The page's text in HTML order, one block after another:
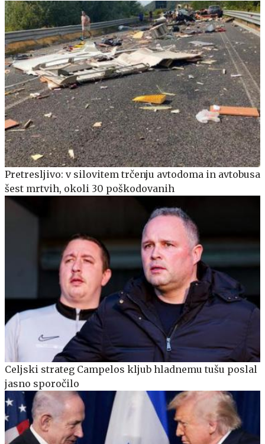
Pretresljivo: v silovitem trčenju avtodoma in avtobusa
šest mrtvih, okoli 30 poškodovanih
Celjski strateg Campelos kljub hladnemu tušu poslal
jasno sporočilo